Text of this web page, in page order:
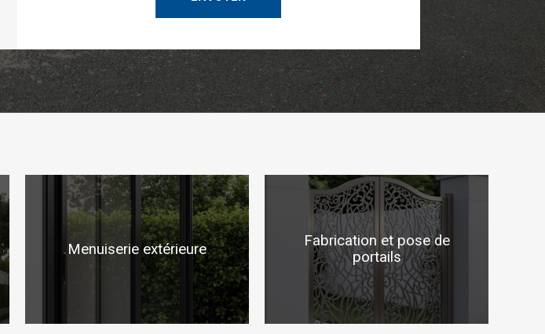
Menuiserie extérieure
Fabrication et pose de
portails